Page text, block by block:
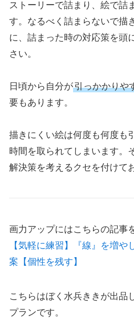
ストーリーで詰まり、絵で詰
す。なるべく詰まらないで描
に、詰まった時の対応策を頭
さい。
日頃から自分が引っかかりや
要もあります。
描きにくい絵は何度も何度も
時間を取られてしまいます。
解決策を考えるクセを付けて
画力アップにはこちらの記事
【気軽に練習】『線』を増や
案【個性を残す】
こちらはぼく水兵ききが出品
プランです。